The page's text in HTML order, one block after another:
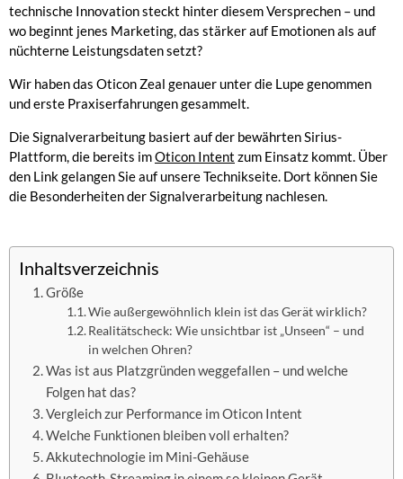
technische Innovation steckt hinter diesem Versprechen – und
wo beginnt jenes Marketing, das stärker auf Emotionen als auf
nüchterne Leistungsdaten setzt?
Wir haben das Oticon Zeal genauer unter die Lupe genommen
und erste Praxiserfahrungen gesammelt.
Die Signalverarbeitung basiert auf der bewährten Sirius-
Plattform, die bereits imOticon Intent zum Einsatz kommt. Über
den Link gelangen Sie auf unsere Technikseite. Dort können Sie
die Besonderheiten der Signalverarbeitung nachlesen.
Inhaltsverzeichnis
Größe
Wie außergewöhnlich klein ist das Gerät wirklich?
Realitätscheck: Wie unsichtbar ist „Unseen“ – und
in welchen Ohren?
Was ist aus Platzgründen weggefallen – und welche
Folgen hat das?
Vergleich zur Performance im Oticon Intent
Welche Funktionen bleiben voll erhalten?
Akkutechnologie im Mini-Gehäuse